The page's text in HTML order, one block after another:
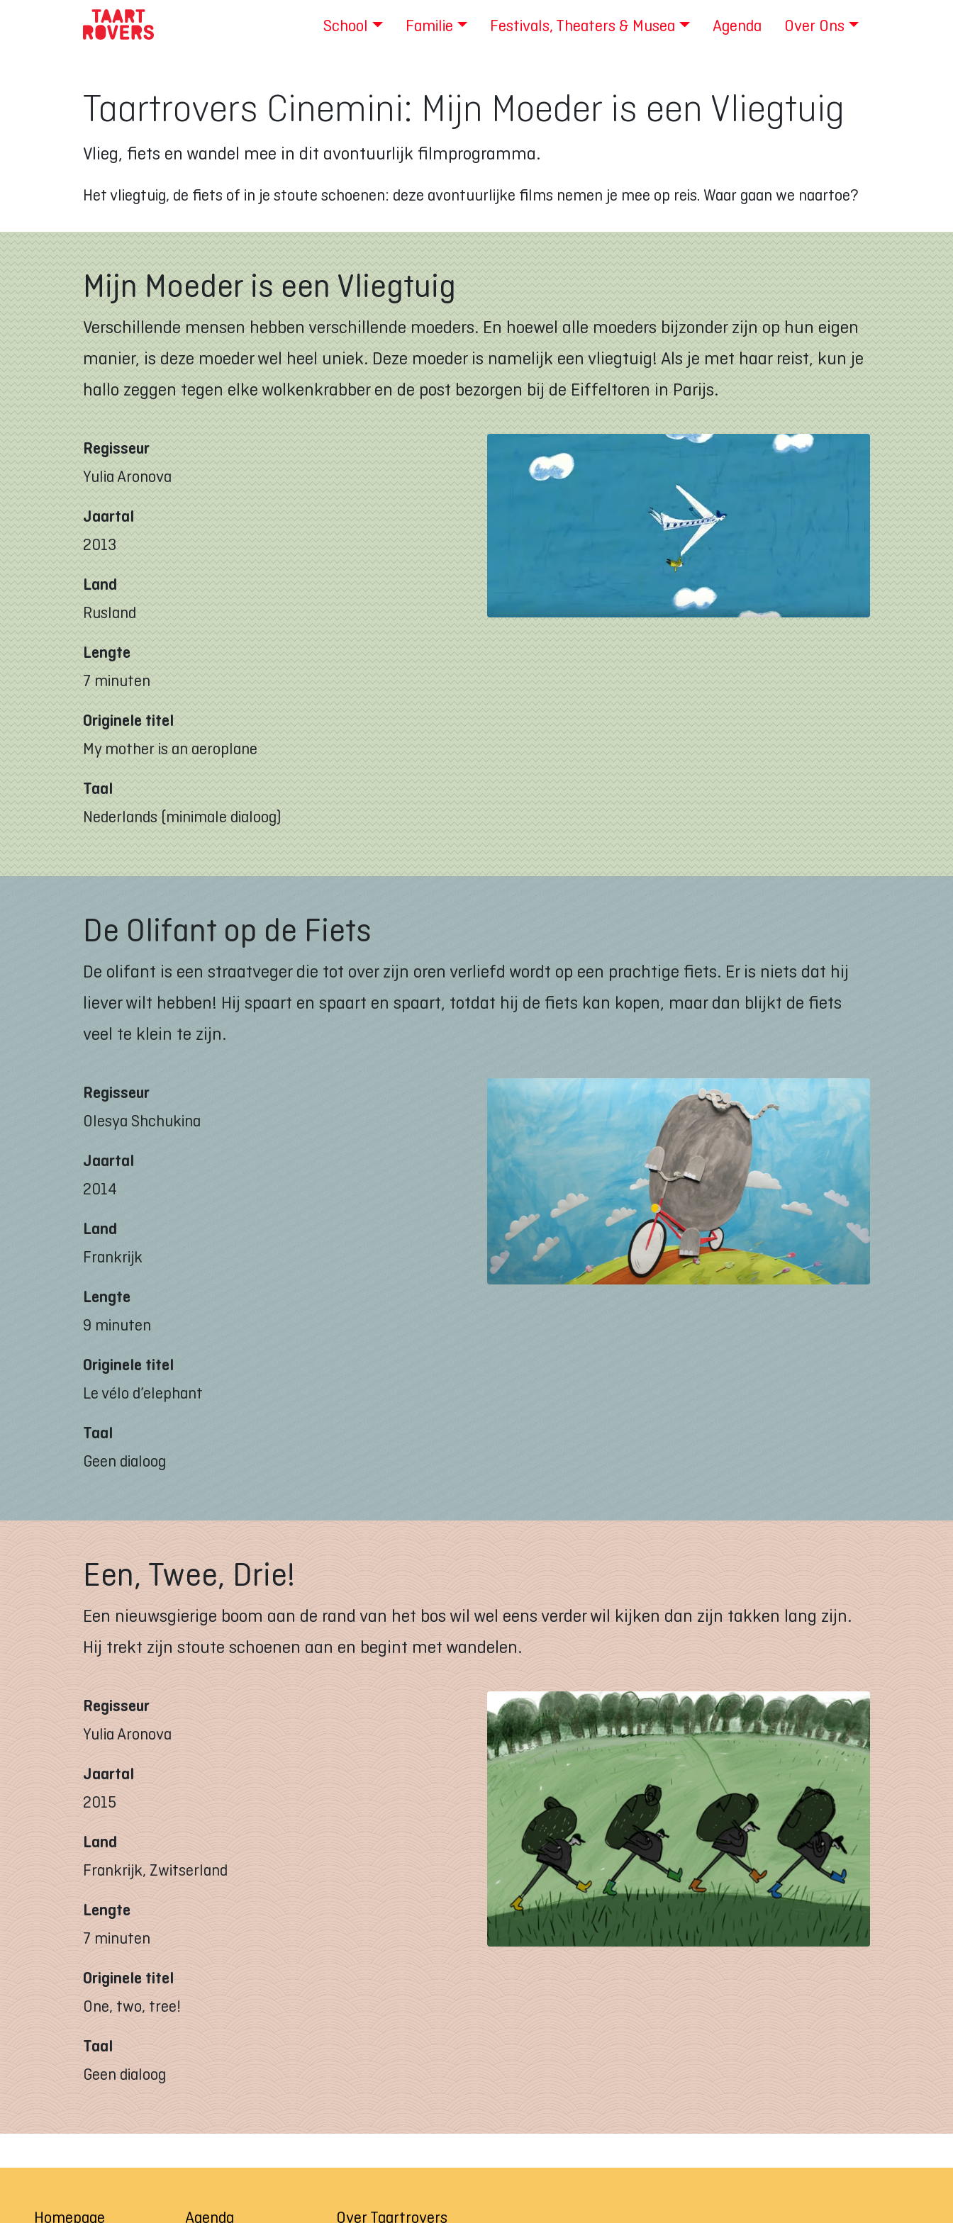
School Familie Festivals, Theaters & Musea Agenda Over Ons
Taartrovers Cinemini: Mijn Moeder is een Vliegtuig
Vlieg, fiets en wandel mee in dit avontuurlijk filmprogramma.
Het vliegtuig, de fiets of in je stoute schoenen: deze avontuurlijke films nemen je mee op reis. Waar gaan we naartoe?
Mijn Moeder is een Vliegtuig
Verschillende mensen hebben verschillende moeders. En hoewel alle moeders bijzonder zijn op hun eigen
manier, is deze moeder wel heel uniek. Deze moeder is namelijk een vliegtuig! Als je met haar reist, kun je
hallo zeggen tegen elke wolkenkrabber en de post bezorgen bij de Eiffeltoren in Parijs.
Regisseur
Yulia Aronova
Jaartal
2013
Land
Rusland
Lengte
7 minuten
Originele titel
My mother is an aeroplane
Taal
Nederlands (minimale dialoog)
De Olifant op de Fiets
De olifant is een straatveger die tot over zijn oren verliefd wordt op een prachtige fiets. Er is niets dat hij
liever wilt hebben! Hij spaart en spaart en spaart, totdat hij de fiets kan kopen, maar dan blijkt de fiets
veel te klein te zijn.
Regisseur
Olesya Shchukina
Jaartal
2014
Land
Frankrijk
Lengte
9 minuten
Originele titel
Le vélo d’elephant
Taal
Geen dialoog
Een, Twee, Drie!
Een nieuwsgierige boom aan de rand van het bos wil wel eens verder wil kijken dan zijn takken lang zijn.
Hij trekt zijn stoute schoenen aan en begint met wandelen.
Regisseur
Yulia Aronova
Jaartal
2015
Land
Frankrijk, Zwitserland
Lengte
7 minuten
Originele titel
One, two, tree!
Taal
Geen dialoog
Homepage Agenda Over Taartrovers